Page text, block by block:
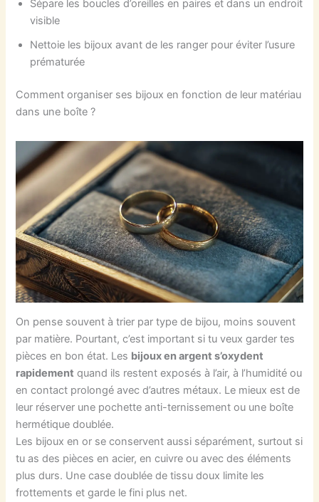
Sépare les boucles d’oreilles en paires et dans un endroit
visible
Nettoie les bijoux avant de les ranger pour éviter l’usure
prématurée
Comment organiser ses bijoux en fonction de leur matériau
dans une boîte ?
On pense souvent à trier par type de bijou, moins souvent
par matière. Pourtant, c’est important si tu veux garder tes
pièces en bon état. Les bijoux en argent s’oxydent
rapidement quand ils restent exposés à l’air, à l’humidité ou
en contact prolongé avec d’autres métaux. Le mieux est de
leur réserver une pochette anti-ternissement ou une boîte
hermétique doublée.
Les bijoux en or se conservent aussi séparément, surtout si
tu as des pièces en acier, en cuivre ou avec des éléments
plus durs. Une case doublée de tissu doux limite les
frottements et garde le fini plus net.